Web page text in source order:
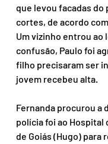
que levou facadas do
cortes, de acordo
Um vizinho entrou ao
confusão, Paulo foi
filho precisaram ser
jovem recebeu alta.
Fernanda procurou a
polícia foi ao Hospital
de Goiás (Hugo) para